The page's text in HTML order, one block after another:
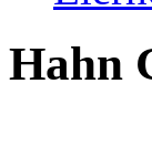
Hahn